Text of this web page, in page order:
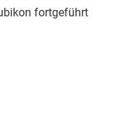
fortgeführt